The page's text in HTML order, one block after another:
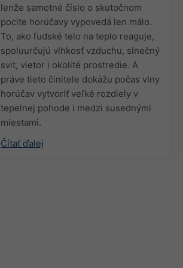
lenže samotné číslo o skutočnom
pocite horúčavy vypovedá len málo.
To, ako ľudské telo na teplo reaguje,
spoluurčujú vlhkosť vzduchu, slnečný
svit, vietor i okolité prostredie. A
práve tieto činitele dokážu počas vlny
horúčav vytvoriť veľké rozdiely v
tepelnej pohode i medzi susednými
miestami.
Čítať ďalej